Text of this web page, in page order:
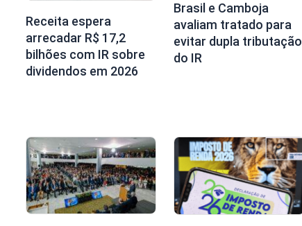
Receita espera
arrecadar R$ 17,2
bilhões com IR sobre
dividendos em 2026
Brasil e Camboja
avaliam tratado para
evitar dupla tributação
do IR